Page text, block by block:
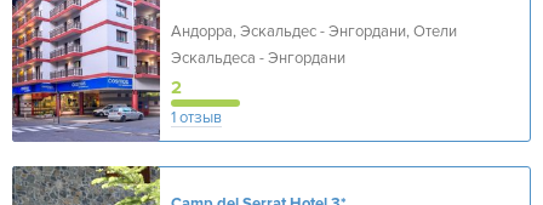
Андорра, Эскальдес - Энгордани, Отели
Эскальдеса - Энгордани
2
1 отзыв